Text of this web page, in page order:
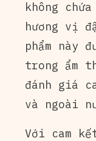
không
hương vị
phẩm này
trong ẩm
đánh giá
và ngoài
Với cam